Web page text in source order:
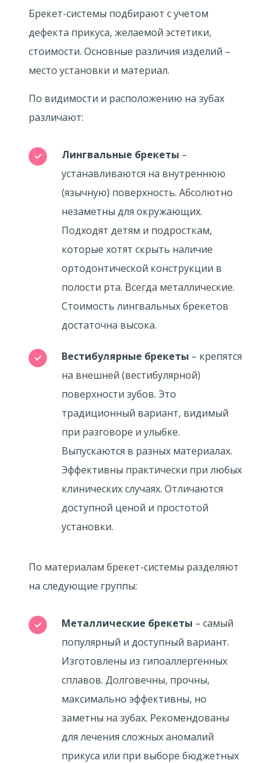
Брекет-системы подбирают с учетом
дефекта прикуса, желаемой эстетики,
стоимости. Основные различия изделий –
место установки и материал.
По видимости и расположению на зубах
различают:
Лингвальные брекеты –
устанавливаются на внутреннюю
(язычную) поверхность. Абсолютно
незаметны для окружающих.
Подходят детям и подросткам,
которые хотят скрыть наличие
ортодонтической конструкции в
полости рта. Всегда металлические.
Стоимость лингвальных брекетов
достаточна высока.
Вестибулярные брекеты – крепятся
на внешней (вестибулярной)
поверхности зубов. Это
традиционный вариант, видимый
при разговоре и улыбке.
Выпускаются в разных материалах.
Эффективны практически при любых
клинических случаях. Отличаются
доступной ценой и простотой
установки.
По материалам брекет-системы разделяют
на следующие группы:
Металлические брекеты – самый
популярный и доступный вариант.
Изготовлены из гипоаллергенных
сплавов. Долговечны, прочны,
максимально эффективны, но
заметны на зубах. Рекомендованы
для лечения сложных аномалий
прикуса или при выборе бюджетных